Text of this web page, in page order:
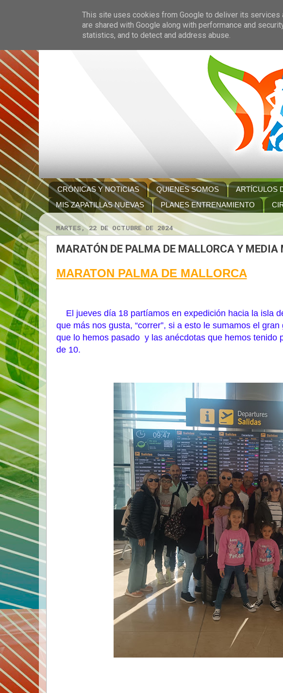
CRÓNICAS Y NOTICIAS QUIENES SOMOS ARTÍCULOS
MIS ZAPATILLAS NUEVAS
PLANES ENTRENAMIENTO
MARTES, 22 DE OCTUBRE DE 2024
MARATÓN DE PALMA DE MALLORCA Y MEDIA
MARATON PALMA DE MALLORCA
El jueves día 18 partíamos en expedición hacia la isla
que más nos gusta, “correr”, si a esto le sumamos el
que lo hemos pasado y las anécdotas que hemos tenido
de 10.
This site uses cookies from Google to deliver its services
are shared with Google along with performance and
statistics, and to detect and address abuse.